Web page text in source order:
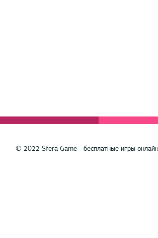
© 2022 Sfera Game - бесплатные игры онлайн